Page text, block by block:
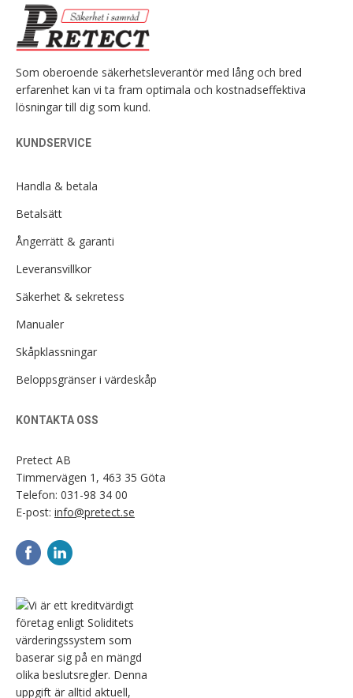
Som oberoende säkerhetsleverantör med lång och bred
erfarenhet kan vi ta fram optimala och kostnadseffektiva
lösningar till dig som kund.
KUNDSERVICE
Handla & betala
Betalsätt
Ångerrätt & garanti
Leveransvillkor
Säkerhet & sekretess
Manualer
Skåpklassningar
Beloppsgränser i värdeskåp
KONTAKTA OSS
Pretect AB
Timmervägen 1, 463 35 Göta
Telefon: 031-98 34 00
E-post: info@pretect.se